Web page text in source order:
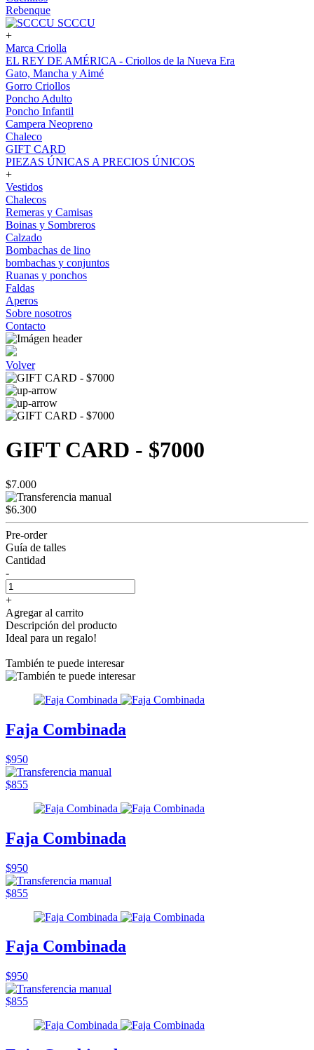
Rebenque
SCCCU
+
Marca Criolla
EL REY DE AMÉRICA - Criollos de la Nueva Era
Gato, Mancha y Aimé
Gorro Criollos
Poncho Adulto
Poncho Infantil
Campera Neopreno
Chaleco
GIFT CARD
PIEZAS ÚNICAS A PRECIOS ÚNICOS
+
Vestidos
Chalecos
Remeras y Camisas
Boinas y Sombreros
Calzado
Bombachas de lino
bombachas y conjuntos
Ruanas y ponchos
Faldas
Aperos
Sobre nosotros
Contacto
Volver
GIFT CARD - $7000
$7.000
$6.300
Pre-order
Guía de talles
Cantidad
-
+
Agregar al carrito
Descripción del producto
Ideal para un regalo!
También te puede interesar
Faja Combinada
$950
$855
Faja Combinada
$950
$855
Faja Combinada
$950
$855